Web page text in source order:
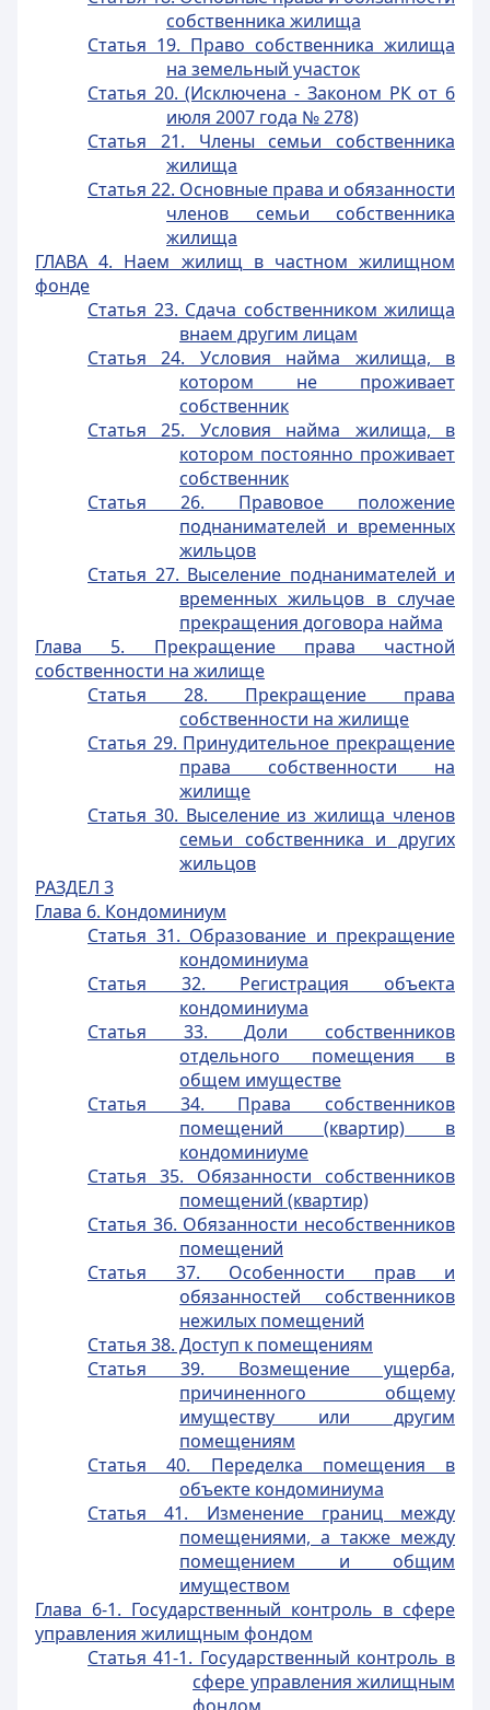
собственника жилища
Статья 19. Право собственника жилища
на земельный участок
Статья 20. (Исключена - Законом РК от 6
июля 2007 года № 278)
Статья 21. Члены семьи собственника
жилища
Статья 22. Основные права и обязанности
членов семьи собственника
жилища
ГЛАВА 4. Наем жилищ в частном жилищном
фонде
Статья 23. Сдача собственником жилища
внаем другим лицам
Статья 24. Условия найма жилища, в
котором не проживает
собственник
Статья 25. Условия найма жилища, в
котором постоянно проживает
собственник
Статья 26. Правовое положение
поднанимателей и временных
жильцов
Статья 27. Выселение поднанимателей и
временных жильцов в случае
прекращения договора найма
Глава 5. Прекращение права частной
собственности на жилище
Статья 28. Прекращение права
собственности на жилище
Статья 29. Принудительное прекращение
права собственности на
жилище
Статья 30. Выселение из жилища членов
семьи собственника и других
жильцов
РАЗДЕЛ 3
Глава 6. Кондоминиум
Статья 31. Образование и прекращение
кондоминиума
Статья 32. Регистрация объекта
кондоминиума
Статья 33. Доли собственников
отдельного помещения в
общем имуществе
Статья 34. Права собственников
помещений (квартир) в
кондоминиуме
Статья 35. Обязанности собственников
помещений (квартир)
Статья 36. Обязанности несобственников
помещений
Статья 37. Особенности прав и
обязанностей собственников
нежилых помещений
Статья 38. Доступ к помещениям
Статья 39. Возмещение ущерба,
причиненного общему
имуществу или другим
помещениям
Статья 40. Переделка помещения в
объекте кондоминиума
Статья 41. Изменение границ между
помещениями, а также между
помещением и общим
имуществом
Глава 6-1. Государственный контроль в сфере
управления жилищным фондом
Статья 41-1. Государственный контроль в
сфере управления жилищным